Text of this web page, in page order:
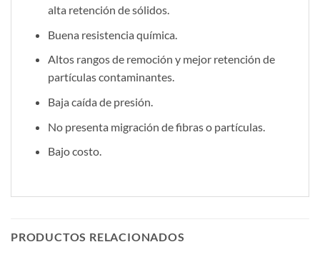
alta retención de sólidos.
Buena resistencia química.
Altos rangos de remoción y mejor retención de
partículas contaminantes.
Baja caída de presión.
No presenta migración de fibras o partículas.
Bajo costo.
PRODUCTOS RELACIONADOS